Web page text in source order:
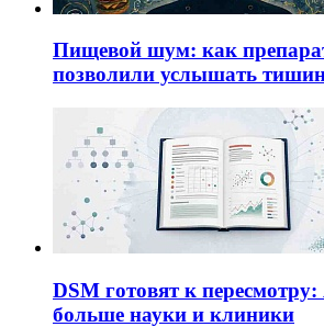
Пищевой шум: как
позволили услышать
DSM готовят к
больше науки и клиники